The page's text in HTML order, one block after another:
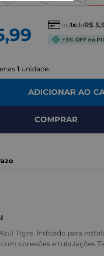
,99 ou1 deR$ 5,
+3% OFF no
1 unidade.
ADICIONAR AO
COMPRAR
Tigre. Indicado para
conexões e tubulações